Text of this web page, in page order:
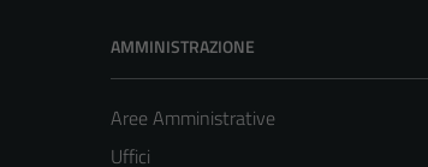
AMMINISTRAZIONE
Aree Amministrative
Uffici